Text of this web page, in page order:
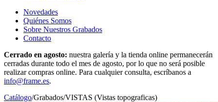
Novedades
Quiénes Somos
Sobre Nuestros Grabados
Contacto
Cerrado en agosto: nuestra galería y la tienda online permanecerán
cerradas durante todo el mes de agosto, por lo que no será posible
realizar compras online. Para cualquier consulta, escríbanos a
info@frame.es.
Catálogo/Grabados/VISTAS (Vistas topograficas)